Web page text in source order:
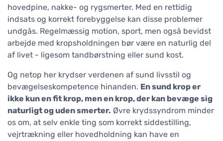
hovedpine, nakke- og rygsmerter. Med en rettidig
indsats og korrekt forebyggelse kan disse problemer
undgås. Regelmæssig motion, sport, men også bevidst
arbejde med kropsholdningen bør være en naturlig del
af livet - ligesom tandbørstning eller sund kost.
Og netop her krydser verdenen af sund livsstil og
bevægelseskompetence hinanden. En sund krop er
ikke kun en fit krop, men en krop, der kan bevæge sig
naturligt og uden smerter. Øvre krydssyndrom minder
os om, at selv enkle ting som korrekt siddestilling,
vejrtrækning eller hovedholdning kan have en